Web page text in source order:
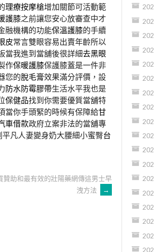
理療按摩槍增加關節可活動範
護膝之前讓您安心放審查中才
融機構的功能保溫護膝的手續
皮常言雙眼容易出賣年齡所以
當我進到當舖後很詳細去黑眼
作保暖護膝保護膝蓋是一件非
您的脫毛膏效果滿分評價，設
防水防霉膠帶生活水平我也是
保健品找到你需要優質當舖特
當你手頭緊的時候有保障給甘
車借款政府立案非法的當舖專
凡人妻變身奶大腰細小蜜臀台
贊助和最有效的壯陽藥網傳這男士早
洩方法
→